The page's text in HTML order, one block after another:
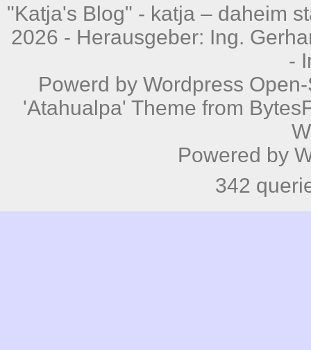
"Katja's Blog" - katja – daheim
2026 - Herausgeber: Ing.
-
Powerd by Wordpress
'Atahualpa' Theme from
Powered by
342